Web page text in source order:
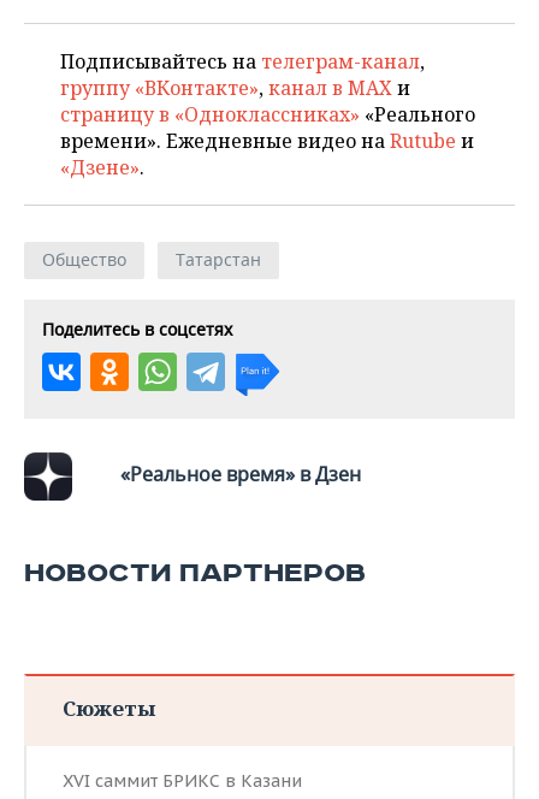
Подписывайтесь на телеграм-канал,
группу «ВКонтакте»,канал в MAXи
страницу в «Одноклассниках» «Реального
времени». Ежедневные видео наRutube и
«Дзене».
Общество Татарстан
Поделитесь в соцсетях
«Реальное время» в Дзен
НОВОСТИ ПАРТНЕРОВ
Сюжеты
XVI саммит БРИКС в Казани